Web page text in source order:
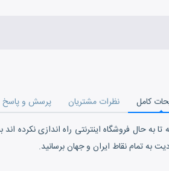
کامل نظرات مشتریان
پرسش و پاسخ
به حال فروشگاه اینترنتی راه اندازی نکرده
به تمام نقاط ایران و جهان برسانید.